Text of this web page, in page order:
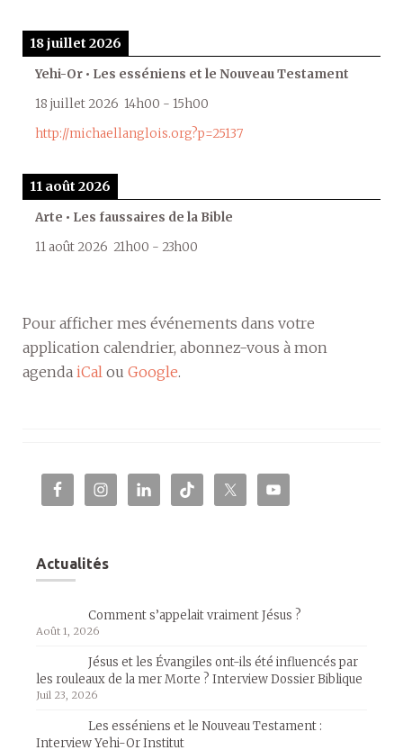
18 juillet 2026
Yehi-Or • Les esséniens et le Nouveau Testament
18 juillet 2026 14h00 - 15h00
http://michaellanglois.org?p=25137
11 août 2026
Arte • Les faussaires de la Bible
11 août 2026 21h00 - 23h00
Pour afficher mes événements dans votre
application calendrier, abonnez-vous à mon
agenda iCal ou Google.
Actualités
Comment s’appelait vraiment Jésus ?
Août 1, 2026
Jésus et les Évangiles ont-ils été influencés par
les rouleaux de la mer Morte ? Interview Dossier Biblique
Juil 23, 2026
Les esséniens et le Nouveau Testament :
Interview Yehi-Or Institut